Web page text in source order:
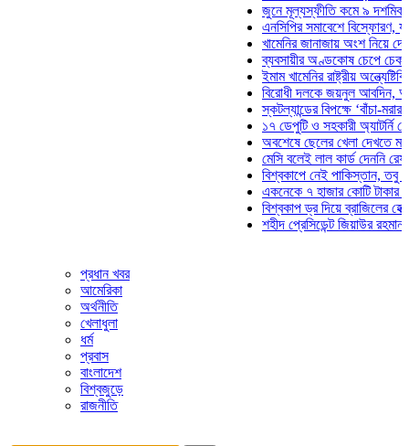
জুনে মূল্যস্ফীতি কমে ৯ দশমিক ১৬
এনসিপির সমাবেশে বিস্ফোরণ,
খামেনির জানাজায় অংশ নিয়ে দেশে
ব্যবসায়ীর অণ্ডকোষ চেপে চেক-
ইমাম খামেনির রাষ্ট্রীয়
বিরোধী দলকে জয়নুল আবদিন,
স্কটল্যান্ডের বিপক্ষে ‘বাঁচা-মরার
১৭ ডেপুটি ও সহকারী অ্যাটর্নি
অবশেষে ছেলের খেলা দেখতে মাঠে
মেসি বলেই লাল কার্ড দেননি
বিশ্বকাপে নেই পাকিস্তান, তবু
একনেকে ৭ হাজার কোটি টাকার ৫
বিশ্বকাপ ড্র দিয়ে ব্রাজিলের হেক্সা
শহীদ প্রেসিডেন্ট জিয়াউর রহমান
প্রধান খবর
আমেরিকা
অর্থনীতি
খেলাধুলা
ধর্ম
প্রবাস
বাংলাদেশ
বিশ্বজুড়ে
রাজনীতি